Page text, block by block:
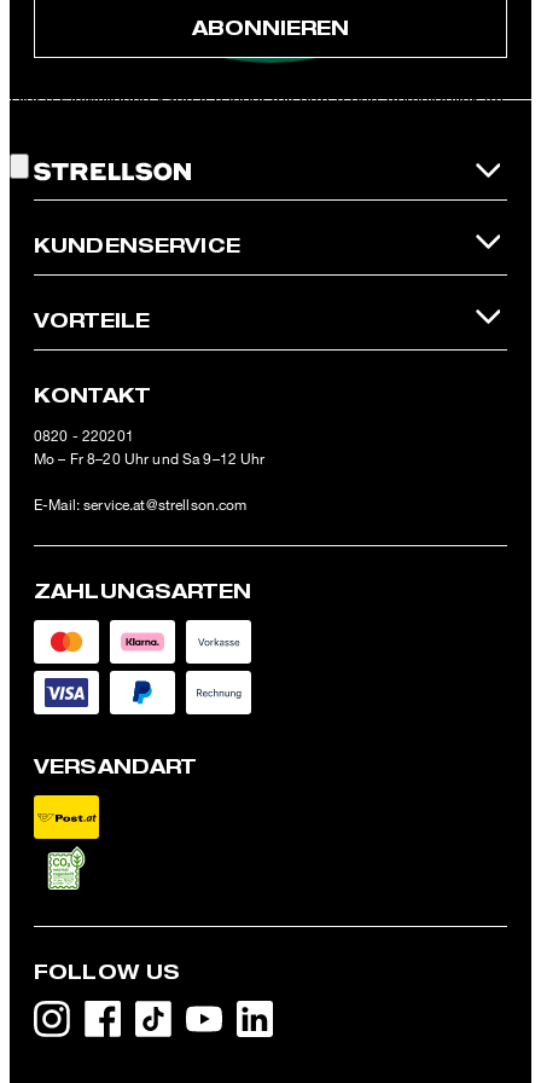
JETZT ANMELDEN
Diese Einwilligung kann ich jederzeit durch den Abmeldelink im
widerrufen.
* Pflichtfeld
**Der 10 € Gutschein ist einmalig ab einem Mindestbestellwert von
100 € (Wert nach Abzug von Retouren/Warenrückgaben) im
ABONNIEREN
KUNDENSERVICE
VORTEILE
KONTAKT
0820 - 220201
Mo – Fr 8–20 Uhr und Sa 9–12 Uhr
E-Mail:service.at@strellson.com
ZAHLUNGSARTEN
VERSANDART
FOLLOW US